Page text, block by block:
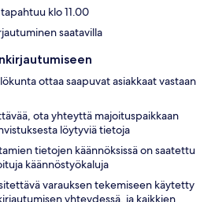
klo 11.00
saatavilla
ottaa saapuvat asiakkaat vastaan
ota yhteyttä majoituspaikkaan
löytyviä tietoja
tietojen käännöksissä on saatettu
käännöstyökaluja
varauksen tekemiseen käytetty
yhteydessä, ja kaikkien